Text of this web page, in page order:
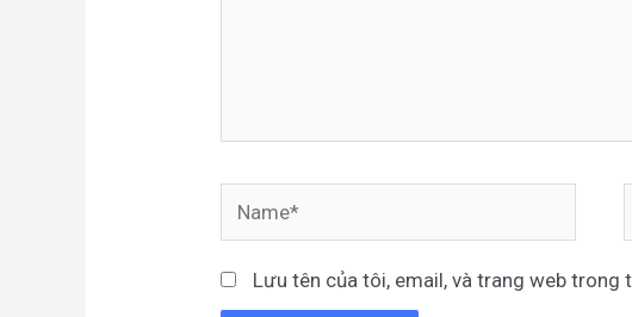
Name*
Lưu tên của tôi, email, và trang web trong